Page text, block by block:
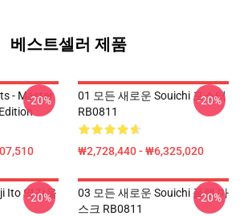
베스트셀러 제품
- Master
-20%
01 모든 새로운 Souichi 포스터
RB0811
₩2,728,440 - ₩6,325,020
-20%
Ito 영감을
-20%
03 모든 새로운 Souichi 플랫 마
스크 RB0811
-20%